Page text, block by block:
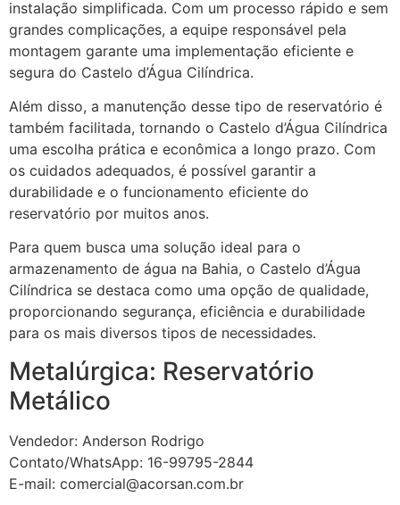
instalação simplificada. Com um processo rápido e sem
grandes complicações, a equipe responsável pela
montagem garante uma implementação eficiente e
segura do Castelo d’Água Cilíndrica.
Além disso, a manutenção desse tipo de reservatório é
também facilitada, tornando o Castelo d’Água Cilíndrica
uma escolha prática e econômica a longo prazo. Com
os cuidados adequados, é possível garantir a
durabilidade e o funcionamento eficiente do
reservatório por muitos anos.
Para quem busca uma solução ideal para o
armazenamento de água na Bahia, o Castelo d’Água
Cilíndrica se destaca como uma opção de qualidade,
proporcionando segurança, eficiência e durabilidade
para os mais diversos tipos de necessidades.
Metalúrgica: Reservatório
Metálico
Vendedor: Anderson Rodrigo
Contato/WhatsApp: 16-99795-2844
E-mail: comercial@acorsan.com.br